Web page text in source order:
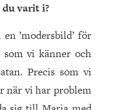
varit i?
’modersbild’ för
vi känner och
Precis som vi
när vi har problem